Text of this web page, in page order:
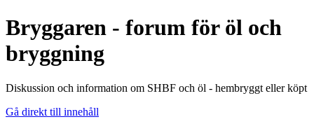
Bryggaren - forum för öl och
bryggning
Diskussion och information om SHBF och öl - hembryggt eller köpt
Gå direkt till innehåll